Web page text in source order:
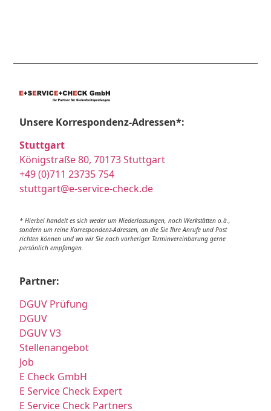
Unsere Korrespondenz-Adressen*:
Stuttgart
Königstraße 80, 70173 Stuttgart
+49 (0)711 23735 754
stuttgart@e-service-check.de
* Hierbei handelt es sich weder um Niederlassungen, noch Werkstätten o.ä.,
sondern um reine Korrespondenz-Adressen, an die Sie Ihre Anrufe und Post
richten können und wo wir Sie nach vorheriger Terminvereinbarung gerne
persönlich empfangen.
Partner:
DGUV Prüfung
DGUV
DGUV V3
Stellenangebot
Job
E Check GmbH
E Service Check Expert
E Service Check Partners